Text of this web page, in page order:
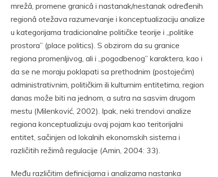
mrežâ, promene granicâ i nastanak/nestanak određenih
regionâ otežava razumevanje i konceptualizaciju analize
u kategorijama tradicionalne političke teorije i „politike
prostora” (place politics). S obzirom da su granice
regiona promenljivog, ali i „pogodbenog” karaktera, kao i
da se ne moraju poklapati sa prethodnim (postojećim)
administrativnim, političkim ili kulturnim entitetima, region
danas može biti na jednom, a sutra na sasvim drugom
mestu (Milenković, 2002). Ipak, neki trendovi analize
regiona konceptualizuju ovaj pojam kao teritorijalni
entitet, sačinjen od lokalnih ekonomskih sistema i
različitih režimâ regulacije (Amin, 2004: 33).
Među različitim definicijama i analizama nastanka